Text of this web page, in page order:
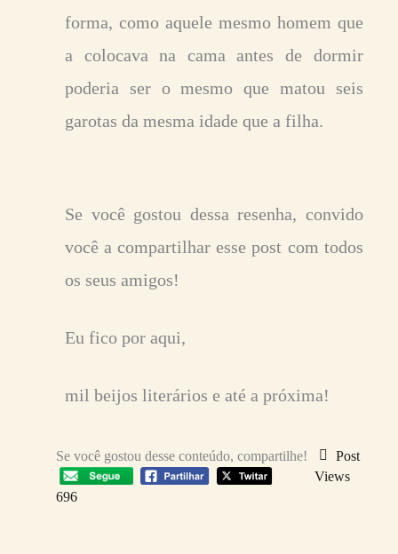
forma, como aquele mesmo homem que
a colocava na cama antes de dormir
poderia ser o mesmo que matou seis
garotas da mesma idade que a filha.
Se você gostou dessa resenha, convido
você a compartilhar esse post com todos
os seus amigos!
Eu fico por aqui,
mil beijos literários e até a próxima!
Se você gostou desse conteúdo, compartilhe!
Post
Views
696